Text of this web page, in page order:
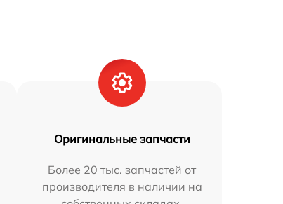
Оригинальные запчасти
Более 20 тыс. запчастей от
производителя в наличии на